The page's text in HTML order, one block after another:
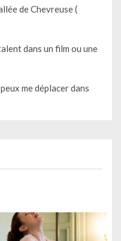
de Chevreuse (
dans un film ou une
me déplacer dans